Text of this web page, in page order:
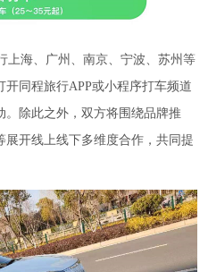
上海、广州、南京、宁波、苏州等
同程旅行APP或小程序打车频道
。除此之外，双方将围绕品牌推
开线上线下多维度合作，共同提